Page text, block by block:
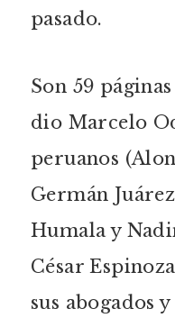
pasado.
Son 59
dio Marcelo
peruanos
Germán
Humala y
César
sus abogados